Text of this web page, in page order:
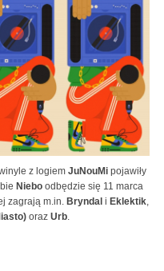
z logiem JuNouMi pojawiły
Niebo odbędzie się 11 marca
zagrają m.in. Bryndal i Eklektik,
oraz Urb.